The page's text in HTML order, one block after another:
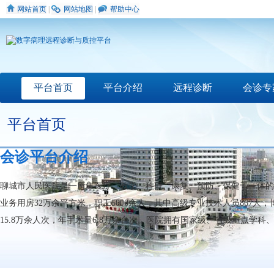
网站首页 网站地图 帮助中心
平台首页 平台介绍 远程诊断 会诊专
平台首页
会诊平台介绍
聊城市人民医院是一所集医疗、教学、科研、康复、预防、保健于一体
业务用房32万余平方米，职工5000余人，其中高级专业技术人员867人
15.8万余人次，年手术量6.8万余台次。医院拥有国家级、省级重点学